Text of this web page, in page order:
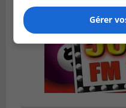
Gérer